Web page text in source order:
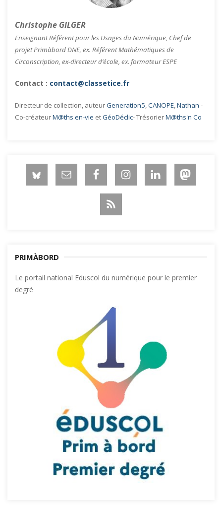
Christophe GILGER
Enseignant Référent pour les Usages du Numérique, Chef de
projet Primàbord DNE, ex. Référent Mathématiques de
Circonscription, ex-directeur d’école, ex. formateur ESPE
Contact : contact@classetice.fr
Directeur de collection, auteurGeneration5,CANOPE,Nathan -
Co-créateurM@ths en-vie etGéoDéclic- TrésorierM@ths'n Co
PRIMÀBORD
Le portail national Eduscol du numérique pour le premier
degré